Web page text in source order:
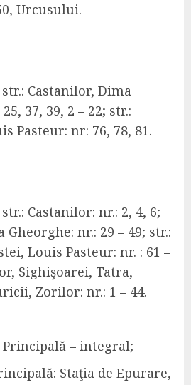
Urcusului.
str.: Castanilor, Dima
37, 39, 2 – 22; str.:
Pasteur: nr: 76, 78, 81.
str.: Castanilor: nr.: 2, 4, 6;
nr.: 29 – 49; str.:
Louis Pasteur: nr. : 61 –
Sighişoarei, Tatra,
Zorilor: nr.: 1 – 44.
Principală – integral;
Staţia de Epurare,